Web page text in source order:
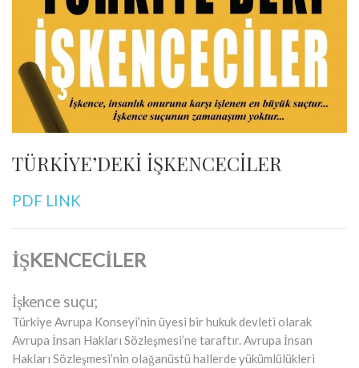
TÜRKİYE’DEKİ İŞKENCECİLER
PDF LINK
İŞKENCECİLER
İşkence suçu;
Türkiye Avrupa Konseyi’nin üyesi bir hukuk devleti olarak
Avrupa İnsan Hakları Sözleşmesi’ne taraftır. Avrupa İnsan
Hakları Sözleşmesi’nin olağanüstü hallerde yükümlülükleri